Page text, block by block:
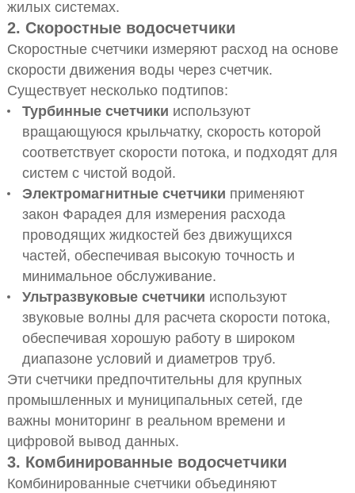
жилых системах.
2. Скоростные водосчетчики
Скоростные счетчики измеряют расход на основе
скорости движения воды через счетчик.
Существует несколько подтипов:
Турбинные счетчики используют
вращающуюся крыльчатку, скорость которой
соответствует скорости потока, и подходят для
систем с чистой водой.
Электромагнитные счетчики применяют
закон Фарадея для измерения расхода
проводящих жидкостей без движущихся
частей, обеспечивая высокую точность и
минимальное обслуживание.
Ультразвуковые счетчики используют
звуковые волны для расчета скорости потока,
обеспечивая хорошую работу в широком
диапазоне условий и диаметров труб.
Эти счетчики предпочтительны для крупных
промышленных и муниципальных сетей, где
важны мониторинг в реальном времени и
цифровой вывод данных.
3. Комбинированные водосчетчики
Комбинированные счетчики объединяют